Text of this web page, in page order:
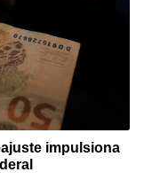
impulsiona